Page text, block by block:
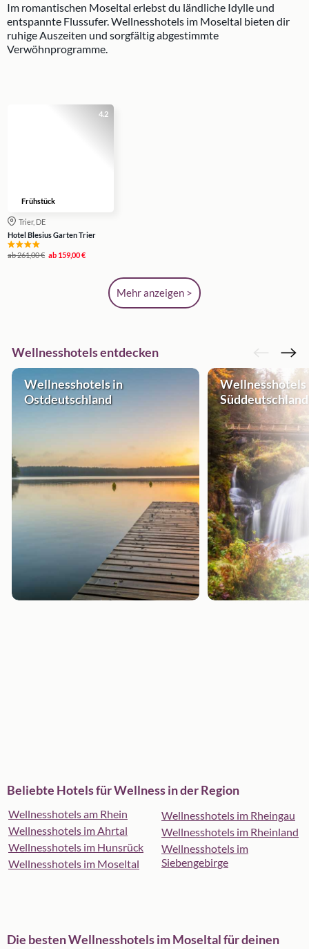
Im romantischen Moseltal erlebst du ländliche Idylle und
entspannte Flussufer. Wellnesshotels im Moseltal bieten dir
ruhige Auszeiten und sorgfältig abgestimmte
Verwöhnprogramme.
4.2
Frühstück
Trier, DE
Hotel Blesius Garten Trier
ab261,00 € ab 159,00 €
Mehr anzeigen >
Wellnesshotels entdecken
Wellnesshotels in
Ostdeutschland
Wellnesshotels
Süddeutschland
Beliebte Hotels für Wellness in der Region
Wellnesshotels am Rhein
Wellnesshotels im Ahrtal
Wellnesshotels im Hunsrück
Wellnesshotels im Moseltal
Wellnesshotels im Rheingau
Wellnesshotels im Rheinland
Wellnesshotels im
Siebengebirge
Die besten Wellnesshotels im Moseltal für deinen